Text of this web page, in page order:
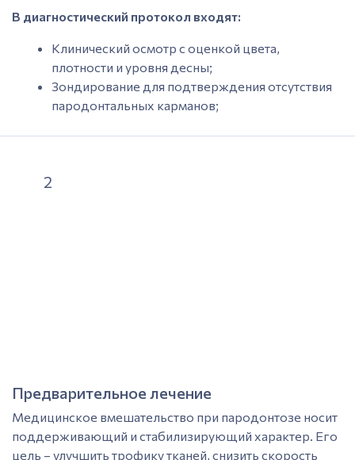
В диагностический протокол входят:
Клинический осмотр с оценкой цвета,
плотности и уровня десны;
Зондирование для подтверждения отсутствия
пародонтальных карманов;
2
Предварительное лечение
Медицинское вмешательство при пародонтозе носит
поддерживающий и стабилизирующий характер. Его
цель – улучшить трофику тканей, снизить скорость